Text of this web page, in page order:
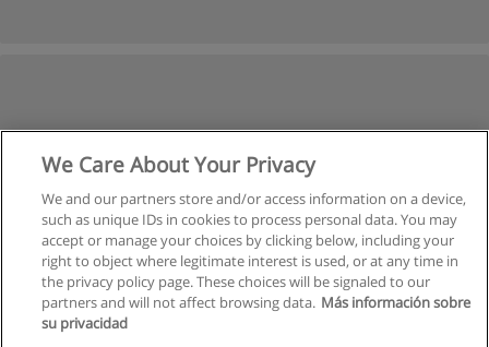
We Care About Your Privacy
We and our partners store and/or access information on a device,
such as unique IDs in cookies to process personal data. You may
accept or manage your choices by clicking below, including your
right to object where legitimate interest is used, or at any time in
the privacy policy page. These choices will be signaled to our
partners and will not affect browsing data. Más información sobre
su privacidad